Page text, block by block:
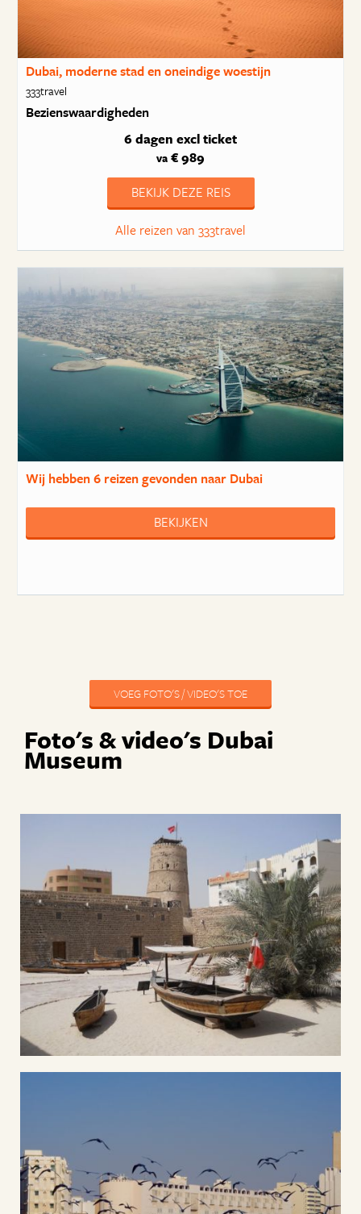
Dubai, moderne stad en oneindige woestijn
333travel
Bezienswaardigheden
6 dagen excl ticket
va € 989
BEKIJK DEZE REIS
Alle reizen van 333travel
Wij hebben6 reizengevonden naar Dubai
BEKIJKEN
VOEG FOTO'S / VIDEO'S TOE
Foto's & video's Dubai
Museum